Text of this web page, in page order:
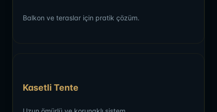
Balkon ve teraslar için pratik çözüm.
Kasetli Tente